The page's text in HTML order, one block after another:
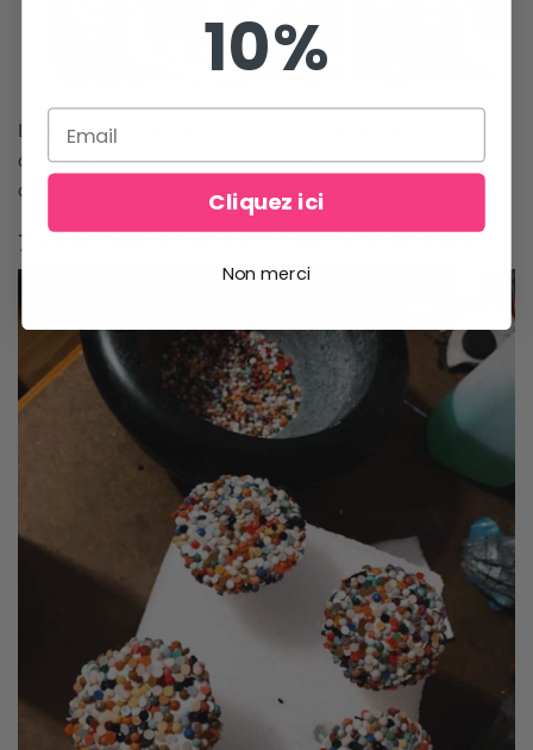
Les lettres personnalisées sont un excellent moyen de
décorer votre pièce. Fabriquer ce magnifique M en utilisant
des restes de diamants. Superbe et élégant !
7- CUSTOMISEZ VOS POIGNETS DE PORTES
10%
Cliquez ici
Non merci